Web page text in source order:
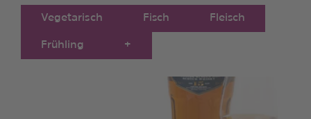
Vegetarisch Fisch Fleisch
Frühling +